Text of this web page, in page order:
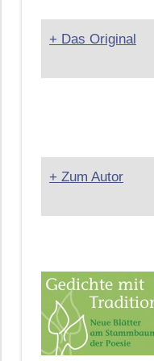
+ Das Original
+ Zum Autor